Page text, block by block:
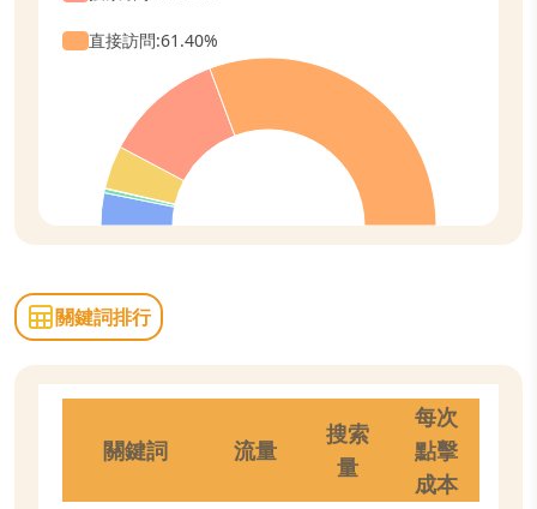
直接訪問:61.40%
關鍵詞排行
關鍵詞 流量
搜索
量
每次
點擊
成本